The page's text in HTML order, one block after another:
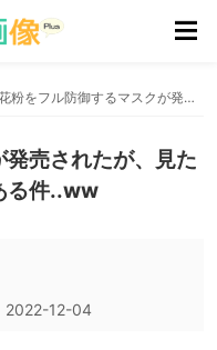
花粉をフル防御するマスクが発売されたが、見た目が完全にパンティー♡である件..ww
売されたが、見た
る件..ww
2022-12-04